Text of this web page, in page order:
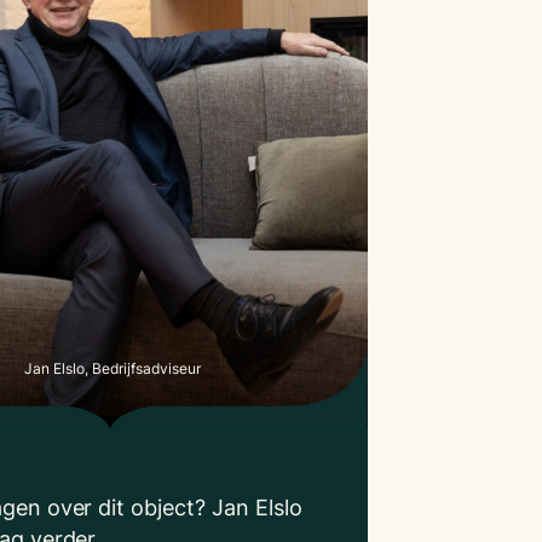
Jan Elslo, Bedrijfsadviseur
over dit object? Jan Elslo